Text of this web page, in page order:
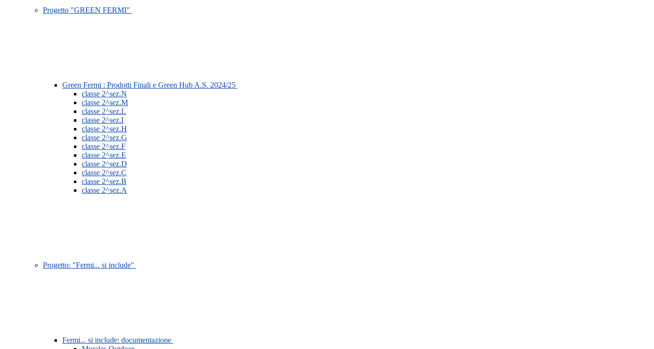
Progetto "GREEN FERMI"
Green Fermi : Prodotti Finali e Green Hub A.S. 2024/25
classe 2^sez.N
classe 2^sez.M
classe 2^sez.L
classe 2^sez.I
classe 2^sez.H
classe 2^sez.G
classe 2^sez.F
classe 2^sez.E
classe 2^sez.D
classe 2^sez.C
classe 2^sez.B
classe 2^sez.A
Progetto: "Fermi... si include"
Fermi... si include: documentazione